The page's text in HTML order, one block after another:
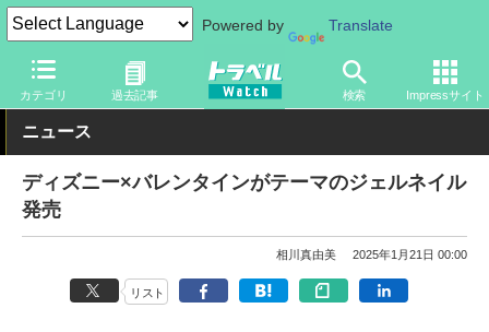
Powered by Translate
カテゴリ 過去記事 検索 Impressサイト
トラベル Watch 旅の情報 観光地 ディズニーリゾート
ニュース
ディズニー×バレンタインがテーマのジェルネイル
発売
相川真由美 2025年1月21日 00:00
リスト